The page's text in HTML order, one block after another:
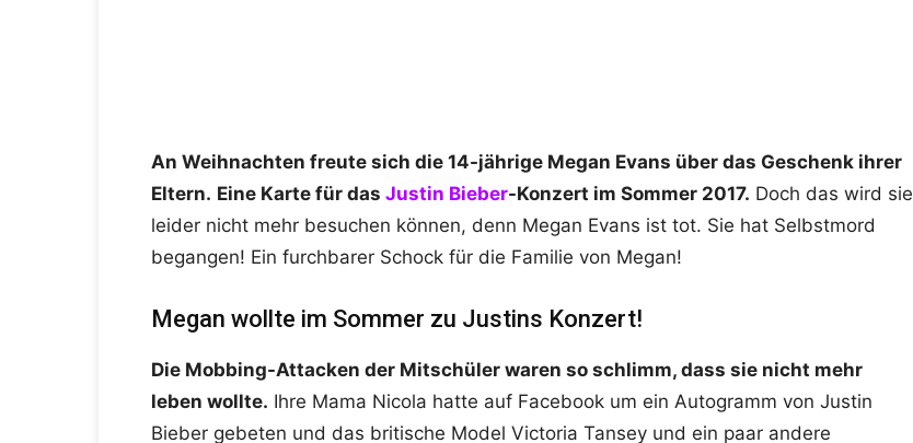
An Weihnachten freute sich die 14-jährige Megan Evans über das Geschenk ihrer
Eltern. Eine Karte für das Justin Bieber-Konzert im Sommer 2017. Doch das wird sie
leider nicht mehr besuchen können, denn Megan Evans ist tot. Sie hat Selbstmord
begangen! Ein furchbarer Schock für die Familie von Megan!
Megan wollte im Sommer zu Justins Konzert!
Die Mobbing-Attacken der Mitschüler waren so schlimm, dass sie nicht mehr
leben wollte. Ihre Mama Nicola hatte auf Facebook um ein Autogramm von Justin
Bieber gebeten und das britische Model Victoria Tansey und ein paar andere